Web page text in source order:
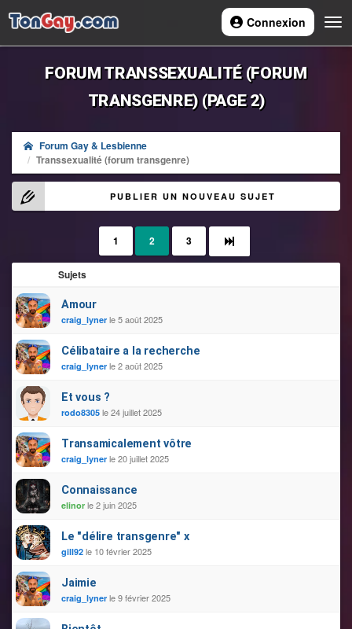
Connexion
FORUM TRANSSEXUALITÉ (FORUM
TRANSGENRE) (PAGE 2)
Forum Gay & Lesbienne
Transsexualité (forum transgenre)
PUBLIER UN NOUVEAU SUJET
1 2 3
Sujets
Amour
craig_lyner le 5 août 2025
Célibataire a la recherche
craig_lyner le 2 août 2025
Et vous ?
rodo8305 le 24 juillet 2025
Transamicalement vôtre
craig_lyner le 20 juillet 2025
Connaissance
elinor le 2 juin 2025
Le "délire transgenre" x
gill92 le 10 février 2025
Jaimie
craig_lyner le 9 février 2025